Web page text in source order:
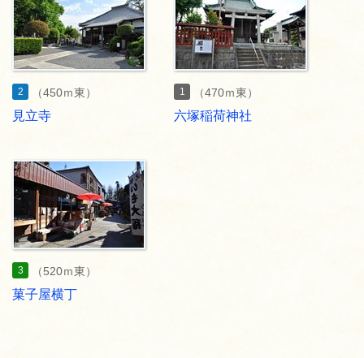
2 （450ｍ東）
見立寺
1 （470ｍ東）
六塚稲荷神社
3 （520ｍ東）
菓子屋横丁